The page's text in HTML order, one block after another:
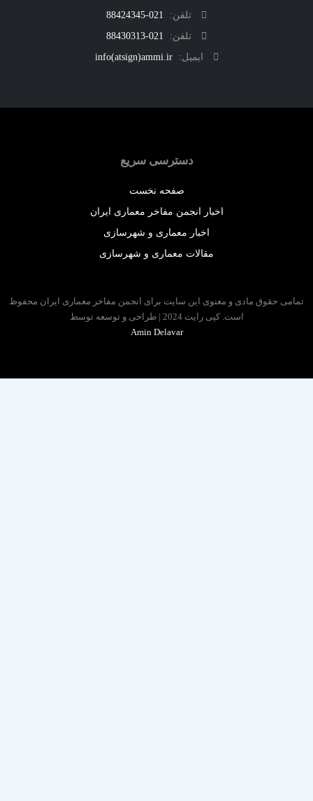
تلفن:
021-88424345
تلفن:
021-88430313
ایمیل:
info(atsign)ammi.ir
دسترسی سریع
صفحه نخست
اخبار انجمن مفاخر معماری ایران
اخبار معماری و شهرسازی
مقالات معماری و شهرسازی
حقوق مادی و معنوی این سایت برای انجمن مفاخر معماری ایران محفوظ
است. کپی رایت 2024 | طراحی و توسعه توسط
Amin Delavar